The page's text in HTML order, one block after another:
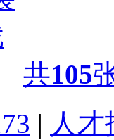
共105
| 人才